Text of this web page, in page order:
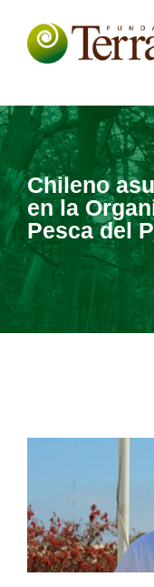
Chileno
en la
Pesca del